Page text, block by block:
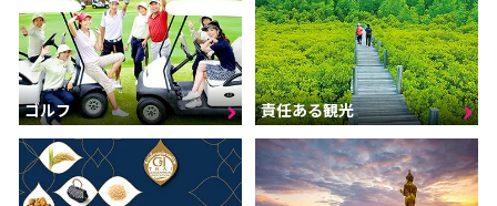
ゴルフ 責任ある観光